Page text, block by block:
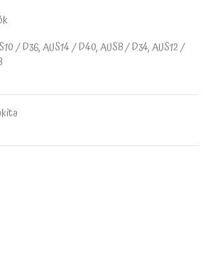
/ D36, AUS14 / D40, AUS8 / D34, AUS12 /